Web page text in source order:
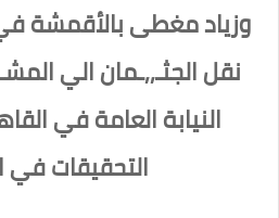
وزياد مغطى بالأقمشة
نقل الجثـ,,ـمان الي
النيابة العامة في
التحقيقات في